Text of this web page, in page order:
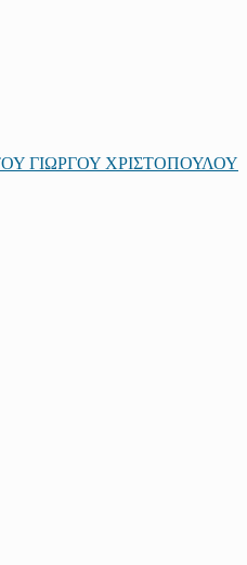
ΓΙΩΡΓΟΥ ΧΡΙΣΤΟΠΟΥΛΟΥ